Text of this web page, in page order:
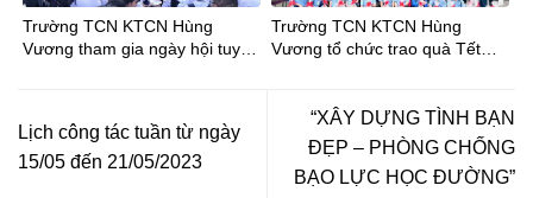
Trường TCN KTCN Hùng
Vương tham gia ngày hội tuyển
Trường TCN KTCN Hùng
Vương tổ chức trao quà Tết
Lịch công tác tuần từ ngày
15/05 đến 21/05/2023
“XÂY DỰNG TÌNH BẠN
ĐẸP – PHÒNG CHỐNG
BẠO LỰC HỌC ĐƯỜNG”